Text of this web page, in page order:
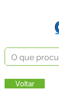
Voltar